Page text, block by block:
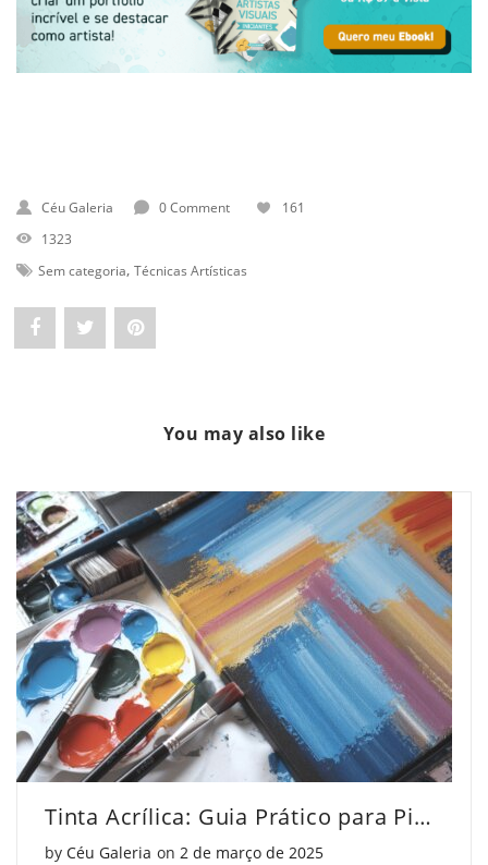
Céu Galeria 0 Comment
161
1323
Sem categoria, Técnicas Artísticas
Share
Criar
Arte
com
Estêncil"
on
Facebook
Post
Como
Criar
Arte
com
Estêncil"
on
Twitter
Pin
Criar
Arte
com
Estêncil"
on
Pinterest
You may also like
Tinta Acrílica: Guia Prático para Pintores
by Céu Galeria on Posted on
2 de março de 2025